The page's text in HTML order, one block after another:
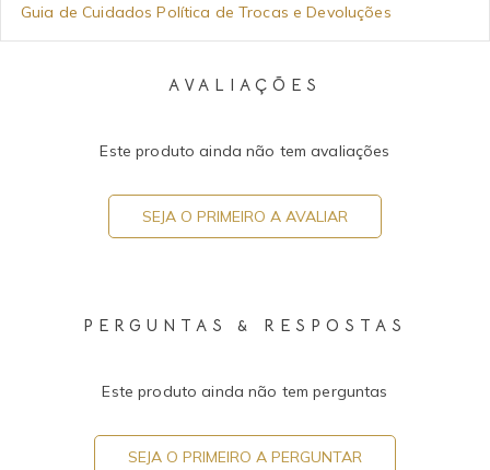
Guia de Cuidados Política de Trocas e Devoluções
AVALIAÇÕES
Este produto ainda não tem avaliações
SEJA O PRIMEIRO A AVALIAR
PERGUNTAS & RESPOSTAS
Este produto ainda não tem perguntas
SEJA O PRIMEIRO A PERGUNTAR